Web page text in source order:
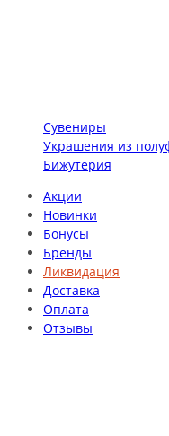
Сувениры
Украшения из
Бижутерия
Акции
Новинки
Бонусы
Бренды
Ликвидация
Доставка
Оплата
Отзывы